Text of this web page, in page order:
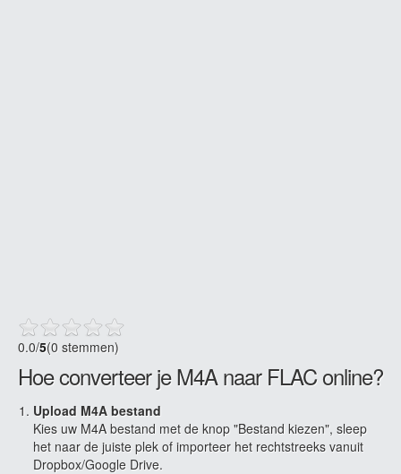
0.0/5(0 stemmen)
Hoe converteer je M4A naar FLAC online?
Upload M4A bestand
Kies uw M4A bestand met de knop "Bestand kiezen", sleep
het naar de juiste plek of importeer het rechtstreeks vanuit
Dropbox/Google Drive.